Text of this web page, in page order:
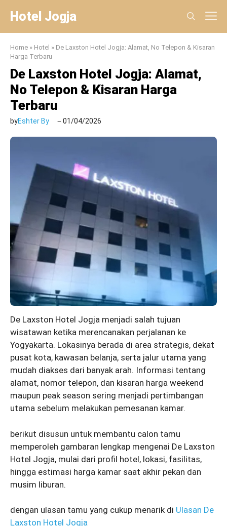
content
Hotel Jogja
Home » Hotel » De Laxston Hotel Jogja: Alamat, No Telepon & Kisaran
Harga Terbaru
De Laxston Hotel Jogja: Alamat,
No Telepon & Kisaran Harga
Terbaru
byEshter By 01/04/2026
De Laxston Hotel Jogja menjadi salah tujuan
wisatawan ketika merencanakan perjalanan ke
Yogyakarta. Lokasinya berada di area strategis, dekat
pusat kota, kawasan belanja, serta jalur utama yang
mudah diakses dari banyak arah. Informasi tentang
alamat, nomor telepon, dan kisaran harga weekend
maupun peak season sering menjadi pertimbangan
utama sebelum melakukan pemesanan kamar.
berikut disusun untuk membantu calon tamu
memperoleh gambaran lengkap mengenai De Laxston
Hotel Jogja, mulai dari profil hotel, lokasi, fasilitas,
hingga estimasi harga kamar saat akhir pekan dan
musim liburan.
dengan ulasan tamu yang cukup menarik di Ulasan De
Laxston Hotel Jogja